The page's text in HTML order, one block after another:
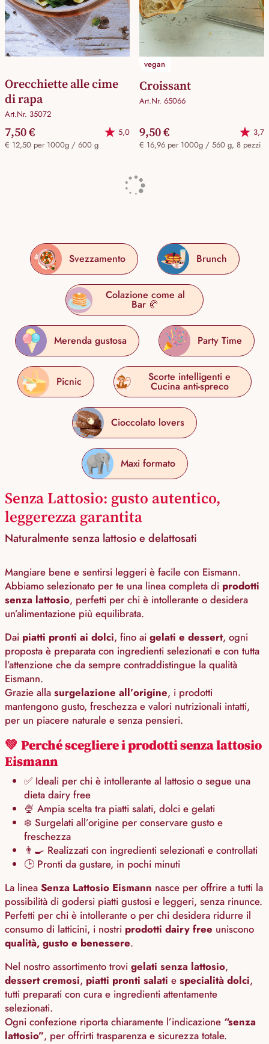
Orecchiette alle cime
di rapa
Art.Nr. 35072
7,50 €
5,0
€ 12,50 per 1000g / 600 g
vegan
Croissant
Art.Nr. 65066
9,50 €
3,7
€ 16,96 per 1000g / 560 g, 8 pezzi
Svezzamento Brunch
Colazione come al
Bar 🥐
Merenda gustosa Party Time
Picnic Scorte intelligenti e
Cucina anti-spreco
Cioccolato lovers
Maxi formato
Senza Lattosio: gusto autentico,
leggerezza garantita
Naturalmente senza lattosio e delattosati
Mangiare bene e sentirsi leggeri è facile con Eismann.
Abbiamo selezionato per te una linea completa di prodotti
senza lattosio, perfetti per chi è intollerante o desidera
un’alimentazione più equilibrata.
Dai piatti pronti ai dolci, fino ai gelati e dessert, ogni
proposta è preparata con ingredienti selezionati e con tutta
l’attenzione che da sempre contraddistingue la qualità
Eismann.
Grazie alla surgelazione all’origine, i prodotti
mantengono gusto, freschezza e valori nutrizionali intatti,
per un piacere naturale e senza pensieri.
💚 Perché scegliere i prodotti senza lattosio
Eismann
✅ Ideali per chi è intollerante al lattosio o segue una
dieta dairy free
🍨 Ampia scelta tra piatti salati, dolci e gelati
❄️ Surgelati all’origine per conservare gusto e
freschezza
👨‍🍳 Realizzati con ingredienti selezionati e controllati
🕒 Pronti da gustare, in pochi minuti
La linea Senza Lattosio Eismann nasce per offrire a tutti la
possibilità di godersi piatti gustosi e leggeri, senza rinunce.
Perfetti per chi è intollerante o per chi desidera ridurre il
consumo di latticini, i nostri prodotti dairy free uniscono
qualità, gusto e benessere.
Nel nostro assortimento trovi gelati senza lattosio,
dessert cremosi, piatti pronti salati e specialità dolci,
tutti preparati con cura e ingredienti attentamente
selezionati.
Ogni confezione riporta chiaramente l’indicazione “senza
lattosio”, per offrirti trasparenza e sicurezza totale.